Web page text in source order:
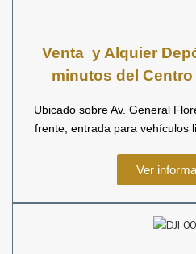
Venta y Alquier
minutos del
Ubicado sobre Av. General
frente, entrada para vehículos
Ver